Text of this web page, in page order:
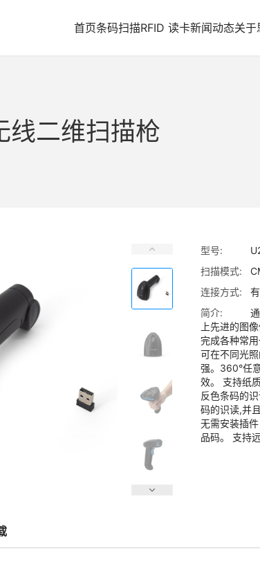
首页条码扫描RFID 读卡新闻动态关于
线二维扫描枪
型号:
扫描模式:
连接方式:
简介:
上先进的图
完成各种常
可在不同光
强。360°任
效。 支持纸
反色条码的
码的识读,并
无需安装插
品码。 支持